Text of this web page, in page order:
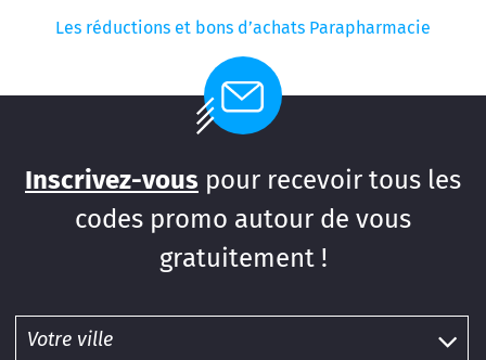
Les réductions et bons d’achats Parapharmacie
Inscrivez-vous pour recevoir tous les
codes promo autour de vous
gratuitement !